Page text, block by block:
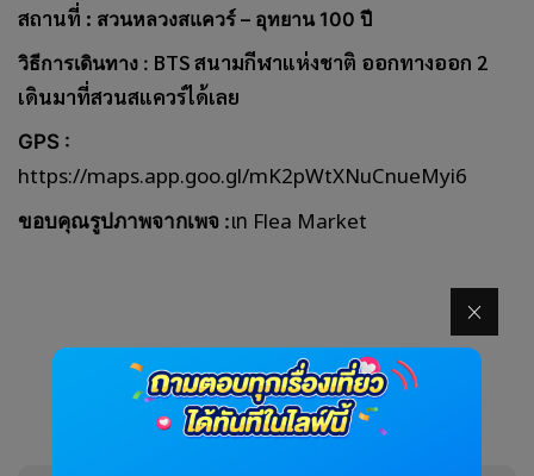
สถานที่ : สวนหลวงสแควร์ – อุทยาน 100 ปี
วิธีการเดินทาง : BTS สนามกีฬาแห่งชาติ ออกทางออก 2
เดินมาที่สวนสแควร์ได้เลย
GPS :
https://maps.app.goo.gl/mK2pWtXNuCnueMyi6
ขอบคุณรูปภาพจากเพจ :เท Flea Market